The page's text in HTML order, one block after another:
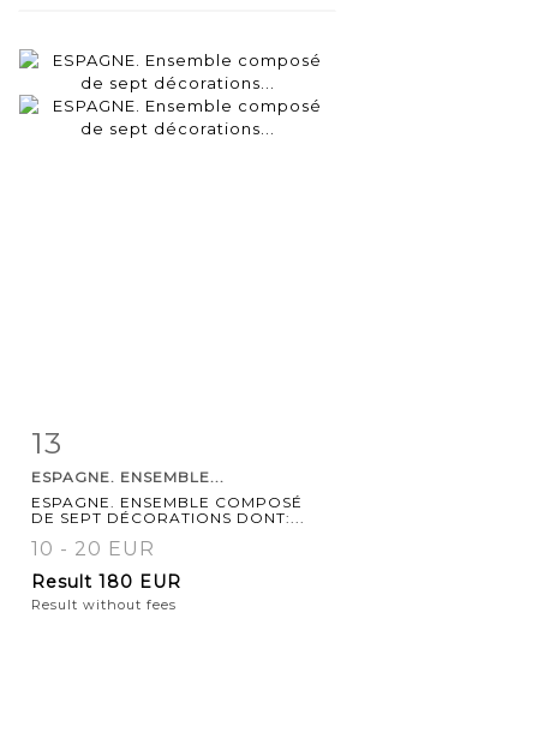
Item detail
13
ESPAGNE. ENSEMBLE...
ESPAGNE. ENSEMBLE COMPOSÉ
DE SEPT DÉCORATIONS DONT:...
10 - 20 EUR
Result 180 EUR
Result without fees